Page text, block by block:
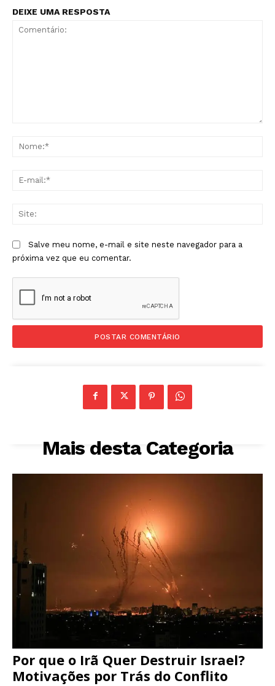
DEIXE UMA RESPOSTA
Salve meu nome, e-mail e site neste navegador para a
próxima vez que eu comentar.
Mais desta Categoria
Por que o Irã Quer Destruir Israel?
Motivações por Trás do Conflito